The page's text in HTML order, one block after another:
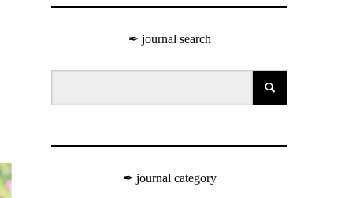
✒︎ journal search
✒︎ journal category